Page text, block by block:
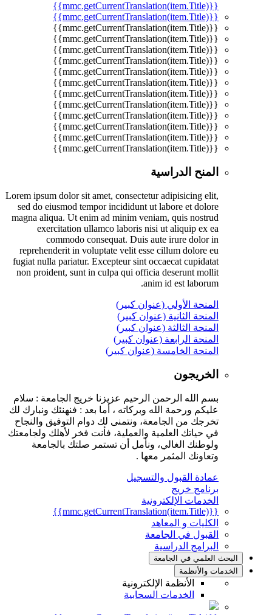
{{mmc.getCurrentTranslation(item.Title)}}
{{mmc.getCurrentTranslation(item.Title)}}
{{mmc.getCurrentTranslation(item.Title)}}
{{mmc.getCurrentTranslation(item.Title)}}
{{mmc.getCurrentTranslation(item.Title)}}
{{mmc.getCurrentTranslation(item.Title)}}
{{mmc.getCurrentTranslation(item.Title)}}
{{mmc.getCurrentTranslation(item.Title)}}
{{mmc.getCurrentTranslation(item.Title)}}
{{mmc.getCurrentTranslation(item.Title)}}
{{mmc.getCurrentTranslation(item.Title)}}
{{mmc.getCurrentTranslation(item.Title)}}
{{mmc.getCurrentTranslation(item.Title)}}
{{mmc.getCurrentTranslation(item.Title)}}
المنح الدراسية
Lorem ipsum dolor sit amet, consectetur adipisicing elit,
sed do eiusmod tempor incididunt ut labore et dolore
magna aliqua. Ut enim ad minim veniam, quis nostrud
exercitation ullamco laboris nisi ut aliquip ex ea
commodo consequat. Duis aute irure dolor in
reprehenderit in voluptate velit esse cillum dolore eu
fugiat nulla pariatur. Excepteur sint occaecat cupidatat
non proident, sunt in culpa qui officia deserunt mollit
anim id est laborum.
المنحة الأولي (عنوان كبير)
المنحة الثانية (عنوان كبير)
المنحة الثالثة (عنوان كبير)
المنحة الرابعة (عنوان كبير)
المنحة الخامسة (عنوان كبير)
الخريجون
بسم الله الرحمن الرحيم عزيزنا خريج الجامعة : سلام
عليكم ورحمة الله وبركاته ، أما بعد : فنهنئك ونبارك لك
تخرجك من الجامعة، ونتمنى لك دوام التوفيق والنجاح
في حياتك العلمية والعملية، فأنت فخر لأهلك ولجامعتك
ولوطنك الغالي، ونأمل أن تستمر صلتك بالجامعة
وتعاونك المثمر معها .
عمادة القبول والتسجيل
برنامج خريج
الخدمات الإلكترونية
{{mmc.getCurrentTranslation(item.Title)}}
الكليات و المعاهد
القبول في الجامعة
البرامج الدراسية
البحث العلمي في الجامعة
الخدمات والأنظمة
الأنظمة الإلكترونية
الخدمات السحابية